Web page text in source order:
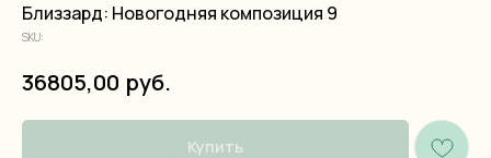
Близзард: Новогодняя композиция 9
SKU:
36805,00 руб.
Купить